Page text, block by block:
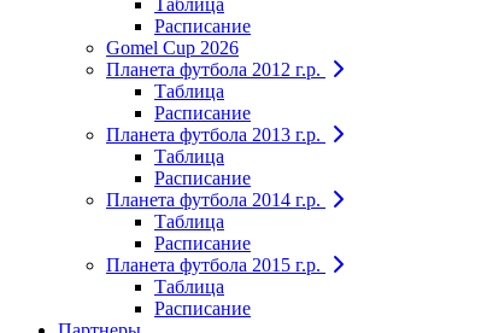
Таблица
Расписание
Gomel Cup 2026
Планета футбола 2012 г.р.
Таблица
Расписание
Планета футбола 2013 г.р.
Таблица
Расписание
Планета футбола 2014 г.р.
Таблица
Расписание
Планета футбола 2015 г.р.
Таблица
Расписание